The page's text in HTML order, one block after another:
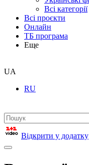
Всі категорії
Всі проєкти
Онлайн
ТБ програма
Еще
UA
RU
Відкрити у додатку